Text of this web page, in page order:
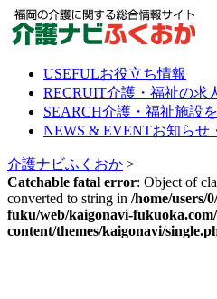
Skip
to
content
USEFULお役立ち情報
RECRUIT介護・福祉の求
SEARCH介護・福祉施設
NEWS & EVENTお知らせ
介護ナビふくおか >
Catchable fatal error: Object of
converted to string in /home/users/
fuku/web/kaigonavi-
content/themes/kaigonavi/